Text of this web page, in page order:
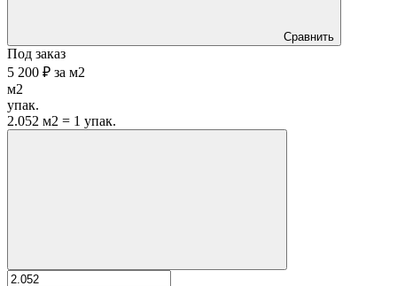
Сравнить
Под заказ
5 200 ₽ за м2
м2
упак.
2.052 м2 = 1 упак.